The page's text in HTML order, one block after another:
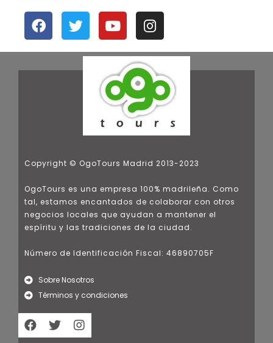
Copyright © OgoTours Madrid 2013-2023
OgoTours es una empresa 100% madrileña. Como
tal, estamos encantados de colaborar con otros
negocios locales que ayudan a mantener el
espíritu y las tradiciones de la ciudad.
Número de Identificación Fiscal: 46890705F
Sobre Nosotros
Términos y condiciones